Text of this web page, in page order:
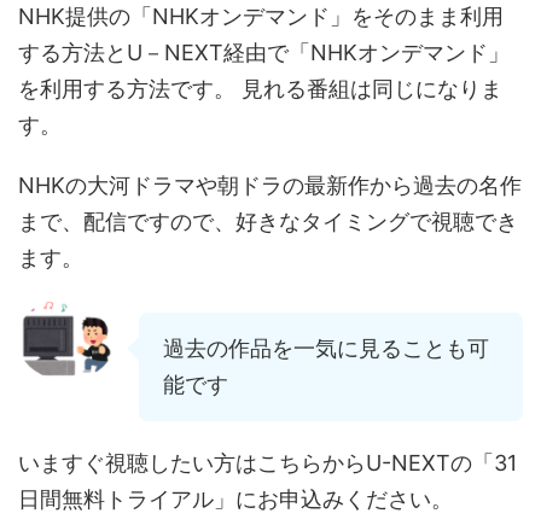
NHK提供の「NHKオンデマンド」をそのまま利用
する方法とU－NEXT経由で「NHKオンデマンド」
を利用する方法です。 見れる番組は同じになりま
す。
NHKの大河ドラマや朝ドラの最新作から過去の名作
まで、配信ですので、好きなタイミングで視聴でき
ます。
過去の作品を一気に見ることも可
能です
いますぐ視聴したい方はこちらからU-NEXTの「31
日間無料トライアル」にお申込みください。